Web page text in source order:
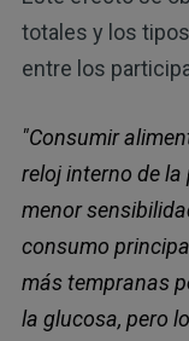
totales y los
entre los
"Consumir
reloj interno de
menor
consumo
más tempranas
la glucosa, pero